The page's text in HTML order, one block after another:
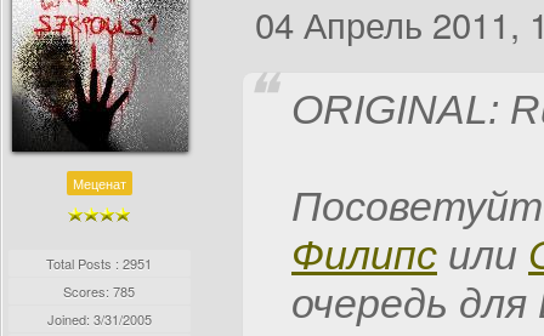
Меценат
Total Posts : 2951
Scores: 785
Joined: 3/31/2005
04 Апрель 2011,
ORIGINAL:
Филипс или
очередь для